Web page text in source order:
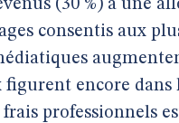
(30 %) à une
consentis aux
encore dans
professionnels